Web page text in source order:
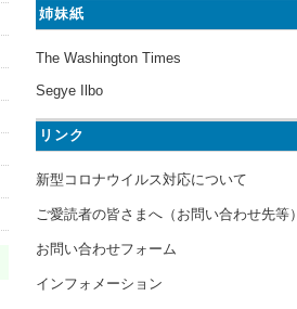
姉妹紙
The Washington Times
Segye Ilbo
リンク
新型コロナウイルス対応について
ご愛読者の皆さまへ（お問い合わせ先等）
お問い合わせフォーム
インフォメーション